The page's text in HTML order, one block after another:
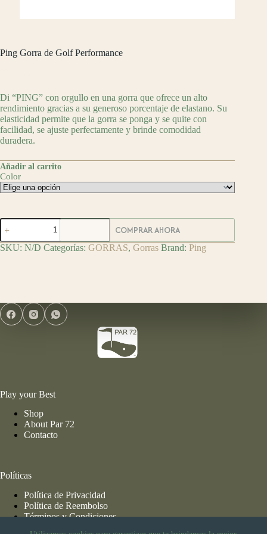
Ping Gorra de Golf Performance
Di “PING” con orgullo en una gorra que ofrece un alto
rendimiento gracias a su generoso porcentaje de elastano. Su
elasticidad permite que la gorra se ponga y se quite con
facilidad, se ajuste perfectamente y brinde comodidad
duradera.
Añadir al carrito
Color
Ping
Gorra
de
Golf
COMPRAR AHORA
SKU: N/D Categorías: GORRAS, Gorras Brand: Ping
Play your Best
Shop
About Par 72
Contacto
Políticas
Política de Privacidad
Política de Reembolso
Términos y Condiciones